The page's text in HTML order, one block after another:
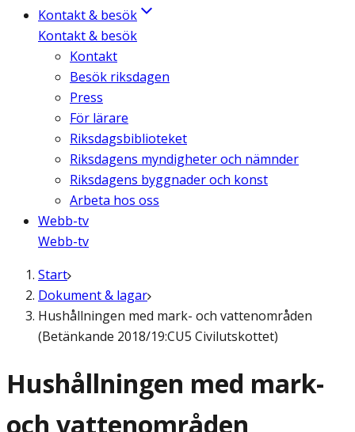
Kontakt & besök
Kontakt & besök
Kontakt
Besök riksdagen
Press
För lärare
Riksdagsbiblioteket
Riksdagens myndigheter och nämnder
Riksdagens byggnader och konst
Arbeta hos oss
Webb-tv
Webb-tv
Start
Dokument & lagar
Hushållningen med mark- och vattenområden
(Betänkande 2018/19:CU5 Civilutskottet)
Hushållningen med mark-
och vattenområden